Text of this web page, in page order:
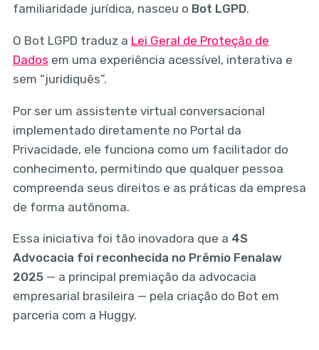
familiaridade jurídica, nasceu o Bot LGPD.
O Bot LGPD traduz a Lei Geral de Proteção de
Dados em uma experiência acessível, interativa e
sem “juridiquês”.
Por ser um assistente virtual conversacional
implementado diretamente no Portal da
Privacidade, ele funciona como um facilitador do
conhecimento, permitindo que qualquer pessoa
compreenda seus direitos e as práticas da empresa
de forma autônoma.
Essa iniciativa foi tão inovadora que a 4S
Advocacia foi reconhecida no Prêmio Fenalaw
2025— a principal premiação da advocacia
empresarial brasileira — pela criação do Bot em
parceria com a Huggy.